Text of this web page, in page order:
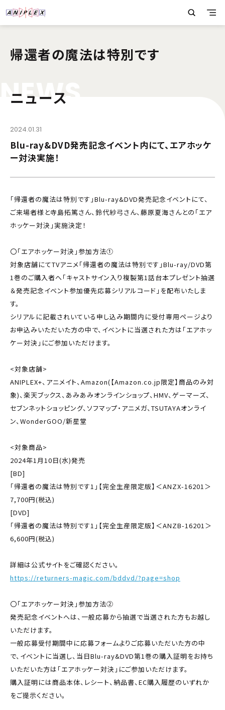
帰還者の魔法は特別です
NEWS
ニュース
2024.01.31
Blu-ray&DVD発売記念イベント内にて、エアホッケ
ー対決実施！
「帰還者の魔法は特別です」Blu-ray&DVD発売記念イベントにて、
ご来場者様と寺島拓篤さん、鈴代紗弓さん、藤原夏海さんとの「エア
ホッケー対決」実施決定！
〇「エアホッケー対決」参加方法①
対象店舗にてTVアニメ「帰還者の魔法は特別です」Blu-ray/DVD第
1巻のご購入者へ「キャストサイン入り複製第1話台本プレゼント抽選
＆発売記念イベント参加優先応募シリアルコード」を配布いたしま
す。
シリアルに記載されいている申し込み期間内に受付専用ページより
お申込みいただいた方の中で、イベントに当選された方は「エアホッ
ケー対決」にご参加いただけます。
<対象店舗>
ANIPLEX+、アニメイト、Amazon(【Amazon.co.jp限定】商品のみ対
象)、楽天ブックス、あみあみオンラインショップ、HMV、ゲーマーズ、
セブンネットショッピング、ソフマップ・アニメガ、TSUTAYAオンライ
ン、WonderGOO/新星堂
<対象商品>
2024年1月10日(水)発売
[BD]
「帰還者の魔法は特別です1」【完全生産限定版】＜ANZX-16201＞
7,700円(税込)
[DVD]
「帰還者の魔法は特別です1」【完全生産限定版】＜ANZB-16201＞
6,600円(税込)
詳細は公式サイトをご確認ください。
https://returners-magic.com/bddvd/?page=shop
〇「エアホッケー対決」参加方法②
発売記念イベントへは、一般応募から抽選で当選された方もお越し
いただけます。
一般応募受付期間中に応募フォームよりご応募いただいた方の中
で、イベントに当選し、当日Blu-ray&DVD第1巻の購入証明をお持ち
いただいた方は「エアホッケー対決」にご参加いただけます。
購入証明には商品本体、レシート、納品書、EC購入履歴のいずれか
をご提示ください。